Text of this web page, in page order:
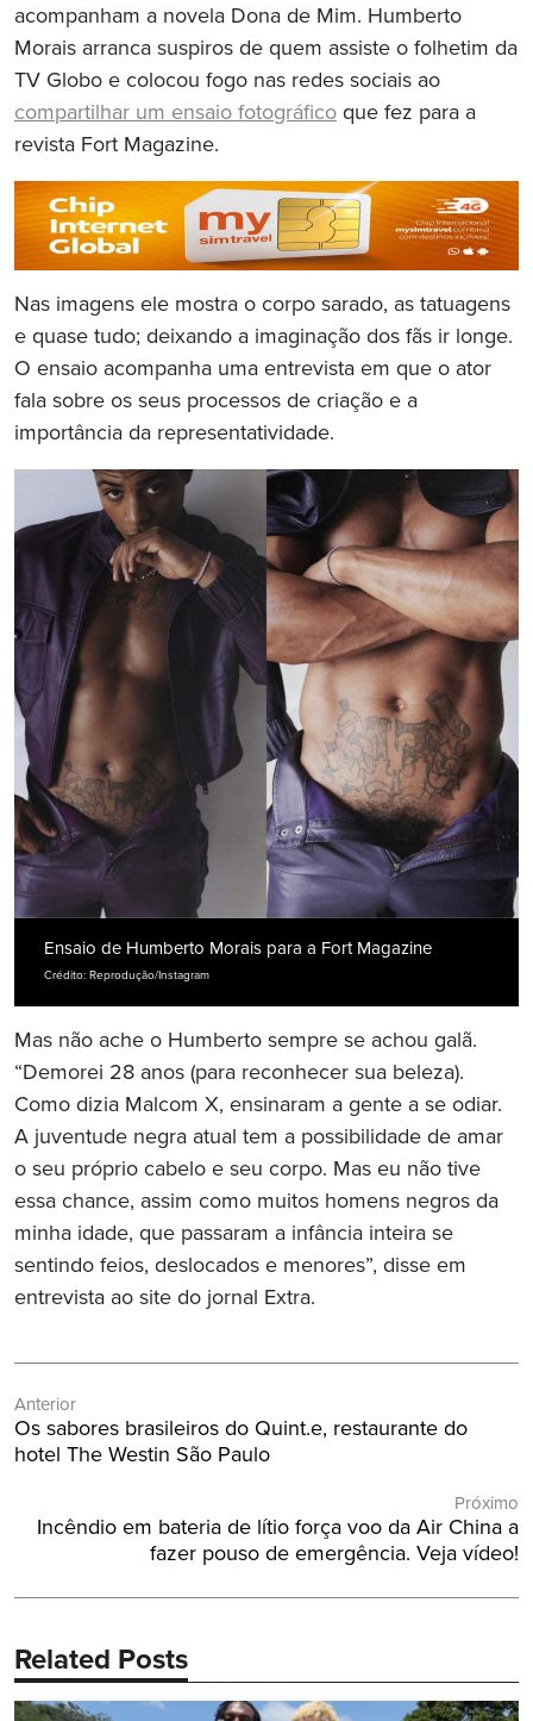
acompanham a novela Dona de Mim. Humberto
Morais arranca suspiros de quem assiste o folhetim da
TV Globo e colocou fogo nas redes sociais ao
compartilhar um ensaio fotográfico que fez para a
revista Fort Magazine.
Nas imagens ele mostra o corpo sarado, as tatuagens
e quase tudo; deixando a imaginação dos fãs ir longe.
O ensaio acompanha uma entrevista em que o ator
fala sobre os seus processos de criação e a
importância da representatividade.
Ensaio de Humberto Morais para a Fort Magazine
Crédito: Reprodução/Instagram
Mas não ache o Humberto sempre se achou galã.
“Demorei 28 anos (para reconhecer sua beleza).
Como dizia Malcom X, ensinaram a gente a se odiar.
A juventude negra atual tem a possibilidade de amar
o seu próprio cabelo e seu corpo. Mas eu não tive
essa chance, assim como muitos homens negros da
minha idade, que passaram a infância inteira se
sentindo feios, deslocados e menores”, disse em
entrevista ao site do jornal Extra.
de
Post
Anterior
Post
Anterior:
Os sabores brasileiros do Quint.e, restaurante do
hotel The Westin São Paulo
Próximo
Próximo
Incêndio em bateria de lítio força voo da Air China a
fazer pouso de emergência. Veja vídeo!
Related Posts